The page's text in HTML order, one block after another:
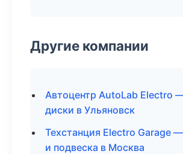
Другие компании
Автоцентр AutoLab Electro
диски в Ульяновск
Техстанция Electro Garage
и подвеска в Москва